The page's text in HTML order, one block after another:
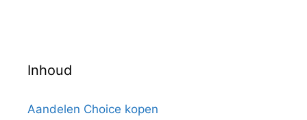
Inhoud
Aandelen Choice kopen